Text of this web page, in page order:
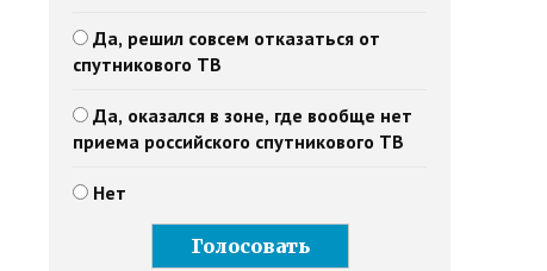
Да, решил совсем отказаться от
спутникового ТВ
Да, оказался в зоне, где вообще нет
приема российского спутникового ТВ
Нет